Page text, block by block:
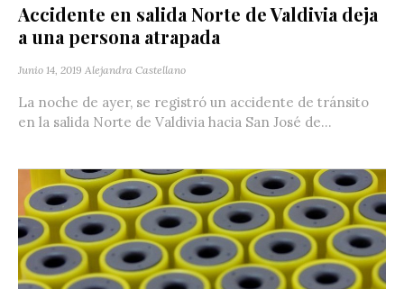
Accidente en salida Norte de Valdivia deja
a una persona atrapada
Junio 14, 2019 Alejandra Castellano
La noche de ayer, se registró un accidente de tránsito
en la salida Norte de Valdivia hacia San José de...